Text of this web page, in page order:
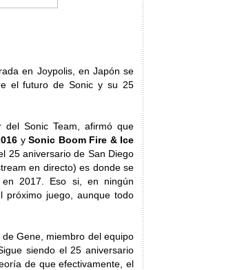
en Joypolis, en Japón se
el futuro de Sonic y su 25
del Sonic Team, afirmó que
ySonic Boom Fire & Ice
25 aniversario de San Diego
en directo) es donde se
2017. Eso si, en ningún
próximo juego, aunque todo
Gene, miembro del equipo
siendo el 25 aniversario
de que efectivamente, el